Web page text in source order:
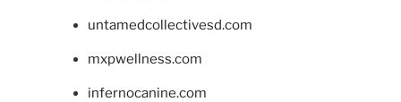
untamedcollectivesd.com
mxpwellness.com
infernocanine.com